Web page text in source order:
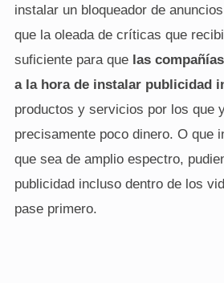
instalar un bloqueador de
que la oleada de críticas que
suficiente para que las
a la hora de instalar publicidad
productos y servicios por los que
precisamente poco dinero. O que
que sea de amplio espectro,
publicidad incluso dentro de los
pase primero.